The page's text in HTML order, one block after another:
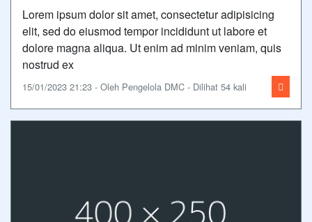
Lorem ipsum dolor sit amet, consectetur adipisicing
elit, sed do eiusmod tempor incididunt ut labore et
dolore magna aliqua. Ut enim ad minim veniam, quis
nostrud ex
15/01/2023 21:23 - Oleh Pengelola DMC - Dilihat 54 kali